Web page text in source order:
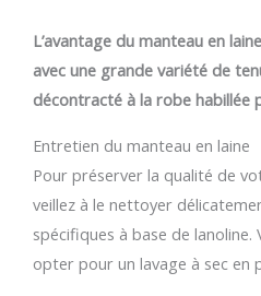
L’avantage du manteau en
avec une grande variété de
décontracté à la robe habillée
Entretien du manteau en laine
Pour préserver la qualité de
veillez à le nettoyer
spécifiques à base de
opter pour un lavage à sec en